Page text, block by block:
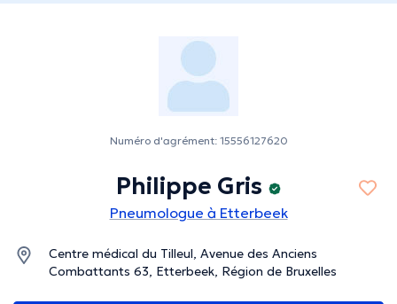
Numéro d'agrément: 15556127620
Philippe Gris
Pneumologue à Etterbeek
Centre médical du Tilleul, Avenue des Anciens
Combattants 63, Etterbeek, Région de Bruxelles